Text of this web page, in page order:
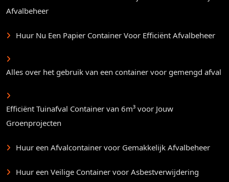
Afvalbeheer
Huur Nu Een Papier Container Voor Efficiënt Afvalbeheer
Alles over het gebruik van een container voor gemengd afval
Efficiënt Tuinafval Container van 6m³ voor Jouw
Groenprojecten
Huur een Afvalcontainer voor Gemakkelijk Afvalbeheer
Huur een Veilige Container voor Asbestverwijdering